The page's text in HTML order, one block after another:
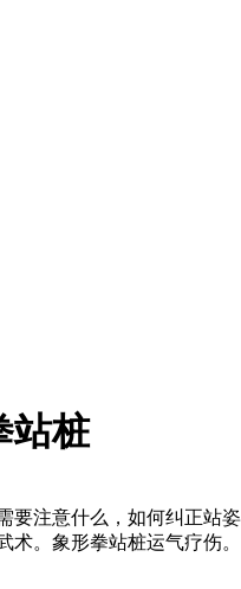
站桩
意什么，如何纠正站
。象形拳站桩运气疗伤。